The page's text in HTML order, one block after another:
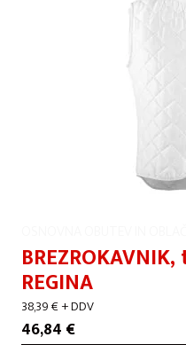
REGINA
38,39€+ DDV
46,84 €